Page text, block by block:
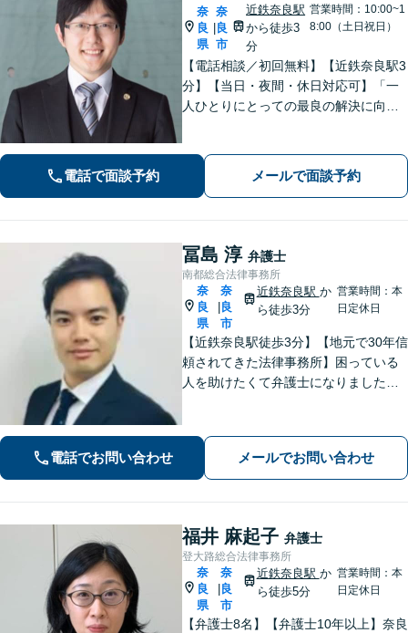
奈
良
県
奈
良
市
近鉄奈良駅
から徒歩3
分
営業時間：10:00~1
8:00（土日祝日）
【電話相談／初回無料】【近鉄奈良駅3
分】【当日・夜間・休日対応可】「一
人ひとりにとっての最良の解決に向け
法務／刑事事件など、幅広く対応可
能。お気軽にご相談ください
電話で面談予約 メールで面談予約
冨島 淳 弁護士
南都総合法律事務所
奈
良
県
奈
良
市
近鉄奈良駅 か
ら徒歩3分
営業時間：本
日定休日
【近鉄奈良駅徒歩3分】【地元で30年信
頼されてきた法律事務所】困っている
人を助けたくて弁護士になりました。
借金でお困りの方はぜひ一度ご相談く
電話でお問い合わせ メールでお問い合わせ
福井 麻起子 弁護士
登大路総合法律事務所
奈
良
県
奈
良
市
近鉄奈良駅 か
ら徒歩5分
営業時間：本
日定休日
【弁護士8名】【弁護士10年以上】奈良